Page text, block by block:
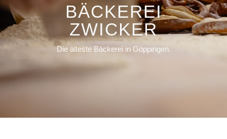
BÄCKEREI
ZWICKER
Die älteste Bäckerei in Göppingen.